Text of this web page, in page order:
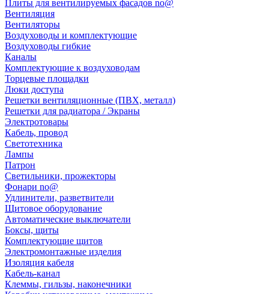
Плиты для вентилируемых фасадов no@
Вентиляция
Вентиляторы
Воздуховоды и комплектующие
Воздуховоды гибкие
Каналы
Комплектующие к воздуховодам
Торцевые площадки
Люки доступа
Решетки вентиляционные (ПВХ, металл)
Решетки для радиатора / Экраны
Электротовары
Кабель, провод
Светотехника
Лампы
Патрон
Светильники, прожекторы
Фонари no@
Удлинители, разветвители
Щитовое оборудование
Автоматические выключатели
Боксы, щиты
Комплектующие щитов
Электромонтажные изделия
Изоляция кабеля
Кабель-канал
Клеммы, гильзы, наконечники